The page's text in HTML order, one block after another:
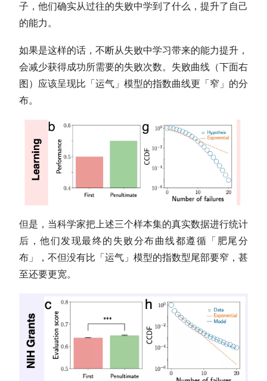
子，他们确实从过往的失败中学到了什么，提升了自己
的能力。
如果是这样的话，不断从失败中学习带来的能力提升，
会减少获得成功所需要的失败次数。失败曲线（下面右
图）应该呈现比「运气」模型的指数曲线更「窄」的分
布。
但是，当科学家把上述三个样本集的真实数据进行统计
后，他们发现最终的失败分布曲线都遵循「肥尾分
布」，不但没有比「运气」模型的指数型尾部要窄，甚
至还要更宽。